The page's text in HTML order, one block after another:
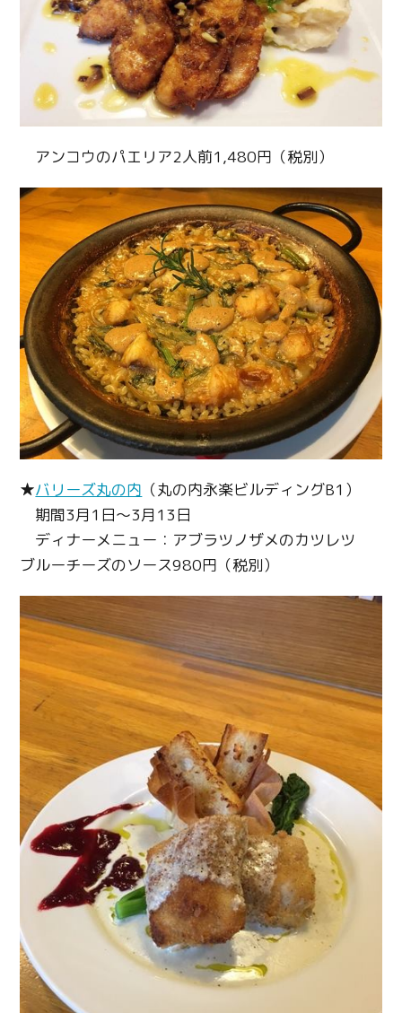
アンコウのパエリア2人前1,480円（税別）
★バリーズ丸の内 （丸の内永楽ビルディングB1）
期間3月1日～3月13日
ディナーメニュー：アブラツノザメのカツレツ
ブルーチーズのソース980円（税別）
Twitter
Facebook
Line
Copy URL